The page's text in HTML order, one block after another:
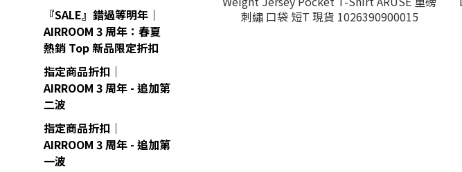
『SALE』錯過等明年｜
AIRROOM 3 周年：春夏
熱銷 Top 新品限定折扣
指定商品折扣｜
AIRROOM 3 周年 - 追加第
二波
指定商品折扣｜
AIRROOM 3 周年 - 追加第
一波